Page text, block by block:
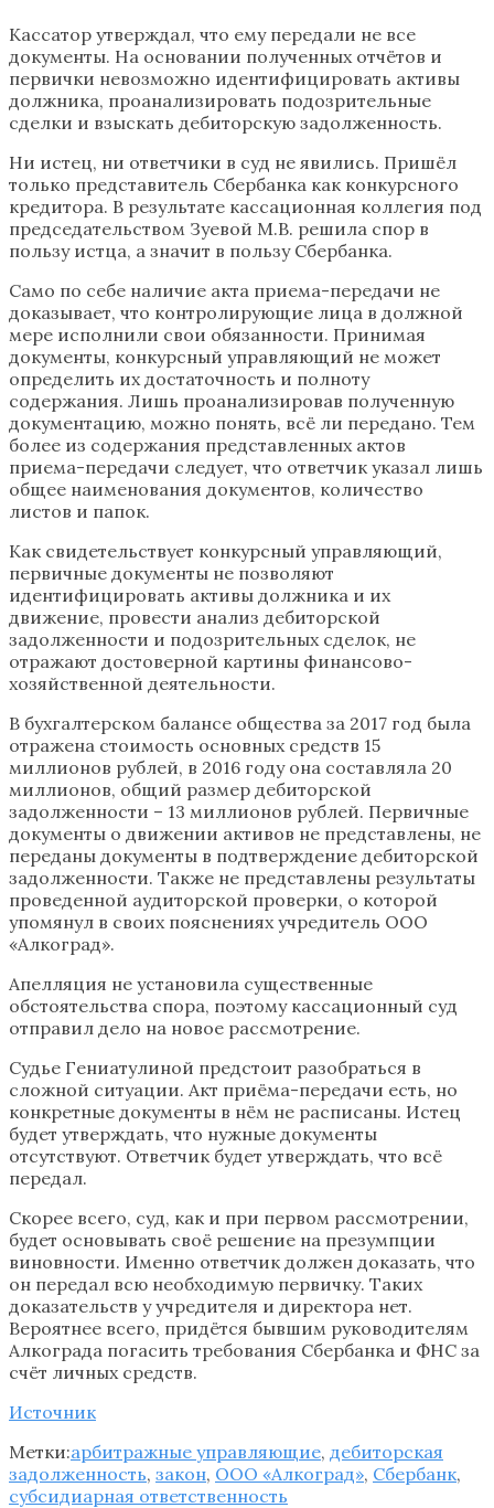
Кассатор утверждал, что ему передали не все
документы. На основании полученных отчётов и
первички невозможно идентифицировать активы
должника, проанализировать подозрительные
сделки и взыскать дебиторскую задолженность.
Ни истец, ни ответчики в суд не явились. Пришёл
только представитель Сбербанка как конкурсного
кредитора. В результате кассационная коллегия под
председательством Зуевой М.В. решила спор в
пользу истца, а значит в пользу Сбербанка.
Само по себе наличие акта приема-передачи не
доказывает, что контролирующие лица в должной
мере исполнили свои обязанности. Принимая
документы, конкурсный управляющий не может
определить их достаточность и полноту
содержания. Лишь проанализировав полученную
документацию, можно понять, всё ли передано. Тем
более из содержания представленных актов
приема-передачи следует, что ответчик указал лишь
общее наименования документов, количество
листов и папок.
Как свидетельствует конкурсный управляющий,
первичные документы не позволяют
идентифицировать активы должника и их
движение, провести анализ дебиторской
задолженности и подозрительных сделок, не
отражают достоверной картины финансово-
хозяйственной деятельности.
В бухгалтерском балансе общества за 2017 год была
отражена стоимость основных средств 15
миллионов рублей, в 2016 году она составляла 20
миллионов, общий размер дебиторской
задолженности – 13 миллионов рублей. Первичные
документы о движении активов не представлены, не
переданы документы в подтверждение дебиторской
задолженности. Также не представлены результаты
проведенной аудиторской проверки, о которой
упомянул в своих пояснениях учредитель ООО
«Алкоград».
Апелляция не установила существенные
обстоятельства спора, поэтому кассационный суд
отправил дело на новое рассмотрение.
Судье Гениатулиной предстоит разобраться в
сложной ситуации. Акт приёма-передачи есть, но
конкретные документы в нём не расписаны. Истец
будет утверждать, что нужные документы
отсутствуют. Ответчик будет утверждать, что всё
передал.
Скорее всего, суд, как и при первом рассмотрении,
будет основывать своё решение на презумпции
виновности. Именно ответчик должен доказать, что
он передал всю необходимую первичку. Таких
доказательств у учредителя и директора нет.
Вероятнее всего, придётся бывшим руководителям
Алкограда погасить требования Сбербанка и ФНС за
счёт личных средств.
Источник
Метки:арбитражные управляющие, дебиторская
задолженность, закон, ООО «Алкоград», Сбербанк,
субсидиарная ответственность